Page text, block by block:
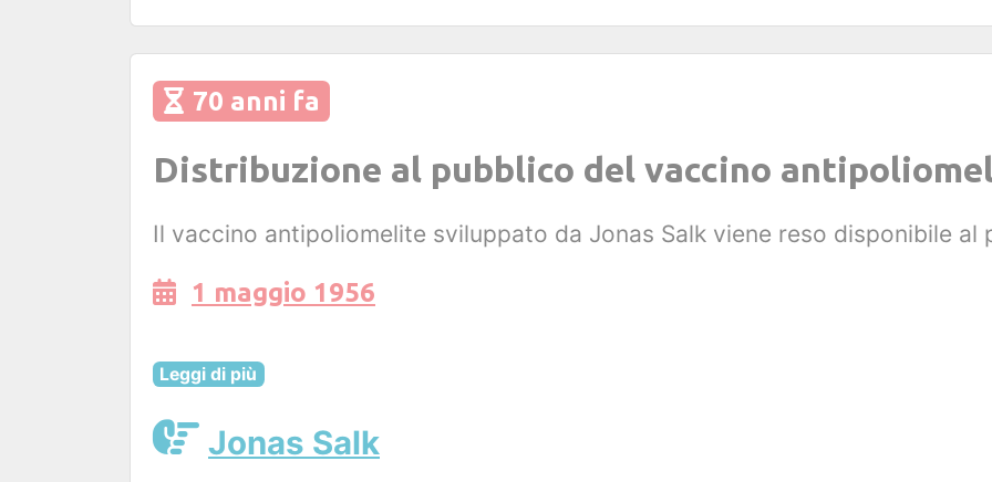
70 anni fa
Distribuzione al pubblico del vaccino
Il vaccino antipoliomelite sviluppato da Jonas Salk viene reso disponibile al
1 maggio 1956
Leggi di più
Jonas Salk